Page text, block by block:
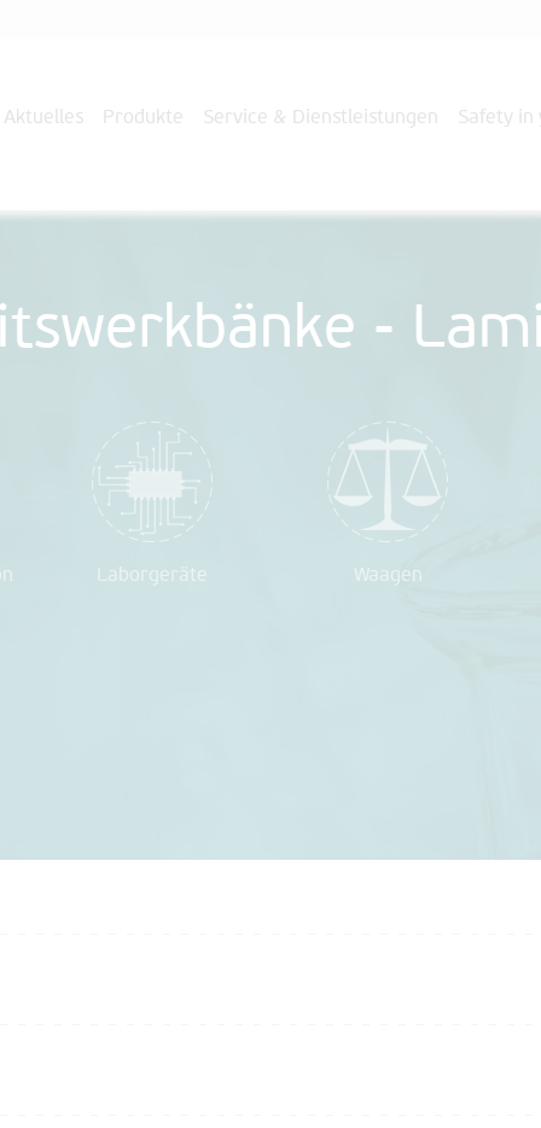
Aktuelles Produkte Service & Dienstleistungen Safety in
-
Laborgeräte Waagen